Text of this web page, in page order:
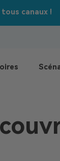
–550 €